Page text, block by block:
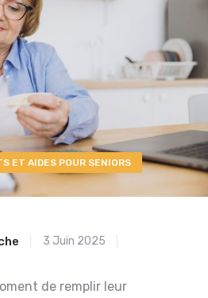
ET AIDES POUR SENIORS
3 Juin 2025
de remplir leur